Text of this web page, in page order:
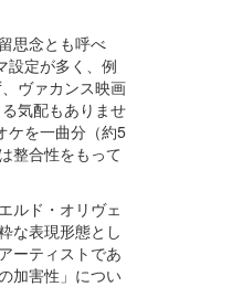
思念とも呼べ
設定が多く、例
ヴァカンス映画
気配もありませ
ケを一曲分（約5
整合性をもって
ルド・オリヴェ
な表現形態とし
ーティストであ
加害性」につい